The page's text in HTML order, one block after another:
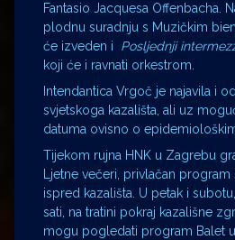
Fantasio Jacquesa Offenbacha.
plodnu suradnju s Muzičkim
će izveden i Posljednji
koji će i ravnati orkestrom.
Intendantica Vrgoč je najavila i
svjetskoga kazališta, ali uz
datuma ovisno o
Tijekom rujna HNK u Zagrebu
Ljetne večeri, privlačan
ispred kazališta. U petak i subotu,
sati, na tratini pokraj kazališne
mogu pogledati program Balet